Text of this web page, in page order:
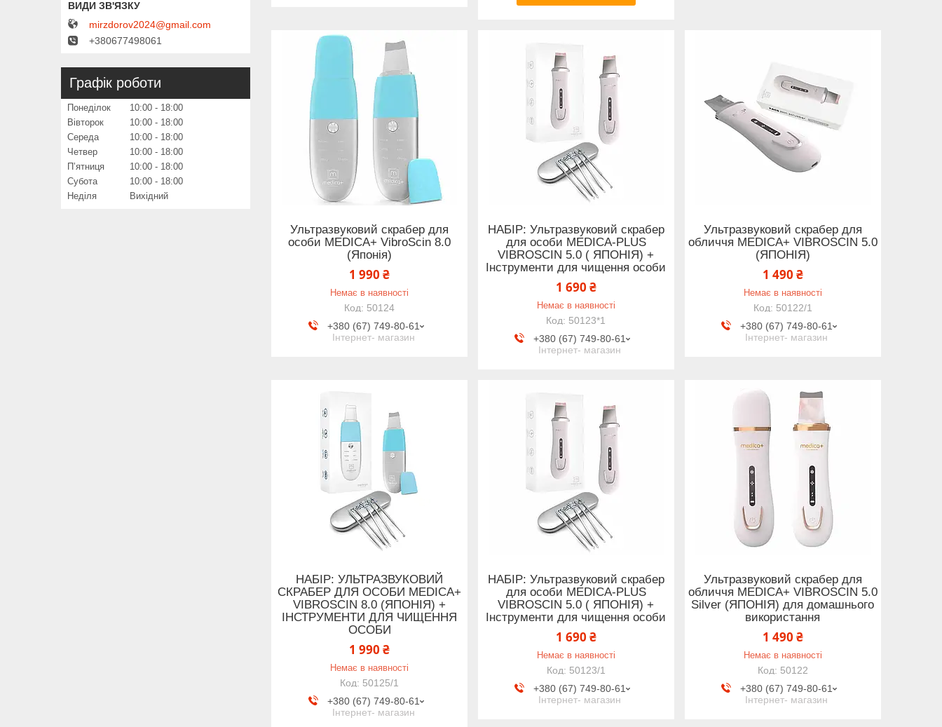
Ультразвуковий скрабер для
особи MEDICA+ VibroScin 8.0
(Японія)
1 990 ₴
Немає в наявності
50124
+380 (67) 749-80-61
Інтернет- магазин
НАБІР: Ультразвуковий скрабер
для особи MEDICA-PLUS
VIBROSCIN 5.0 ( ЯПОНІЯ) +
Інструменти для чищення особи
1 690 ₴
Немає в наявності
50123*1
+380 (67) 749-80-61
Інтернет- магазин
Ультразвуковий скрабер для
обличчя MEDICA+ VIBROSCIN 5.0
(ЯПОНІЯ)
1 490 ₴
Немає в наявності
50122/1
+380 (67) 749-80-61
Інтернет- магазин
НАБІР: УЛЬТРАЗВУКОВИЙ
СКРАБЕР ДЛЯ ОСОБИ MEDICA+
VIBROSCIN 8.0 (ЯПОНІЯ) +
ІНСТРУМЕНТИ ДЛЯ ЧИЩЕННЯ
ОСОБИ
1 990 ₴
Немає в наявності
50125/1
+380 (67) 749-80-61
Інтернет- магазин
НАБІР: Ультразвуковий скрабер
для особи MEDICA-PLUS
VIBROSCIN 5.0 ( ЯПОНІЯ) +
Інструменти для чищення особи
1 690 ₴
Немає в наявності
50123/1
+380 (67) 749-80-61
Інтернет- магазин
Ультразвуковий скрабер для
обличчя MEDICA+ VIBROSCIN 5.0
Silver (ЯПОНІЯ) для домашнього
використання
1 490 ₴
Немає в наявності
50122
+380 (67) 749-80-61
Інтернет- магазин
mirzdorov2024@gmail.com
+380677498061
Графік роботи
Понеділок 10:00
18:00
Вівторок
10:00
18:00
Середа
10:00
18:00
Четвер
10:00
18:00
Пʼятниця
10:00
18:00
Субота
10:00
18:00
Неділя
Вихідний